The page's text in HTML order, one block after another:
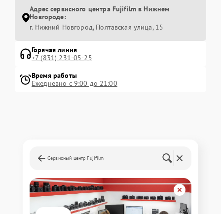
Адрес сервисного центра Fujifilm в Нижнем
Новгороде:
г. Нижний Новгород, Полтавская улица, 15
Горячая линия
+7 (831) 231-05-25
Время работы
Ежедневно с 9:00 до 21:00
Сервисный центр Fujifilm